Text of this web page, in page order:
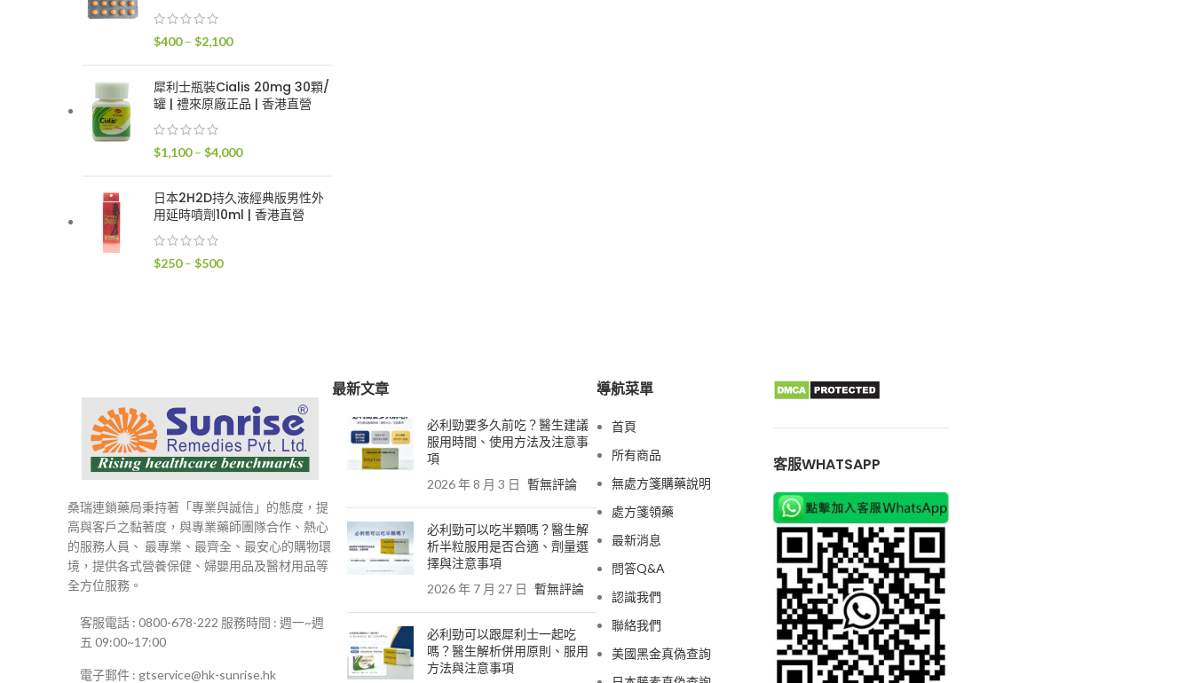
$2,000
$400 – $2,100價
範
圍：
$2,100
犀利士瓶裝Cialis 20mg 30顆/
罐 | 禮來原廠正品 | 香港直營
$1,100 – $4,000價
範
圍：
日本2H2D持久液經典版男性外
用延時噴劑10ml | 香港直營
$250 – $500價
桑瑞連鎖藥局秉持著「專業與誠信」的態度，提
高與客戶之黏著度，與專業藥師團隊合作、熱心
的服務人員、 最專業、最齊全、最安心的購物環
境，提供各式營養保健、婦嬰用品及醫材用品等
全方位服務。
客服電話 : 0800-678-222 服務時間 : 週一~週
五 09:00~17:00
電子郵件 : gtservice@hk-sunrise.hk
最新文章
必利勁要多久前吃？醫生建議
服用時間、使用方法及注意事
項
2026 年 8 月 3 日 暫無評論
必利勁可以吃半顆嗎？醫生解
析半粒服用是否合適、劑量選
擇與注意事項
2026 年 7 月 27 日 暫無評論
必利勁可以跟犀利士一起吃
嗎？醫生解析併用原則、服用
方法與注意事項
導航菜單
首頁
所有商品
無處方箋購藥說明
處方箋領藥
最新消息
問答Q&A
認識我們
聯絡我們
美國黑金真偽查詢
客服WHATSAPP